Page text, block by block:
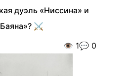
дуэль «Ниссина» и
⚔️
👁️ 1💬 0